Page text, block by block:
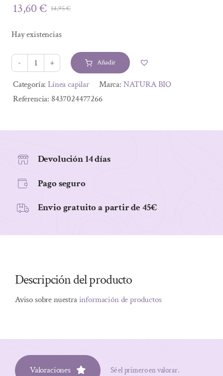
14,95€El
era:
14,95 €.
13,60€
El
es:
13,60 €.
Hay existencias
GEL
DEFINIDOR
RIZOS
Añadir
Alternative:
Categoría:Línea capilar Marca: NATURA BIO
Referencia: 8437024477266
Devolución 14 días
Pago seguro
Envio gratuito a partir de 45€
Descripción del producto
Aviso sobre nuestrainformación de productos
Valoraciones Sé el primero en valorar.